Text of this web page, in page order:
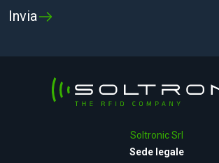
Soltronic Srl
Sede legale